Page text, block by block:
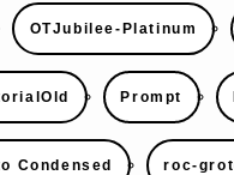
OTJubilee-Platinum
Prompt
Condensed roc-